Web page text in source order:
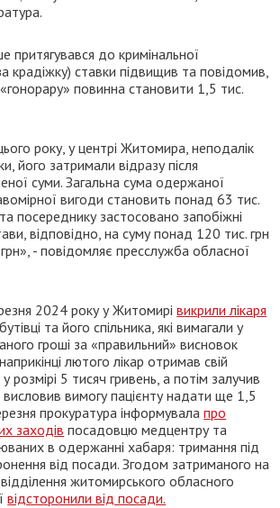
притягувався до кримінальної
крадіжку) ставки підвищив та повідомив,
повинна становити 1,5 тис.
року, у центрі Житомира, неподалік
його затримали відразу після
суми. Загальна сума одержаної
вигоди становить понад 63 тис.
посереднику застосовано запобіжні
відповідно, на суму понад 120 тис. грн
- повідомляє пресслужба обласної
2024 року у Житомирівикрили лікаря
та його спільника, які вимагали у
гроші за «правильний» висновок
наприкінці лютого лікар отримав свій
розмірі 5 тисяч гривень, а потім залучив
вимогу пацієнту надати ще 1,5
прокуратура інформувалапро
заходів посадовцю медцентру та
в одержанні хабаря: тримання під
від посади. Згодом затриманого на
житомирського обласного
відсторонили від посади.